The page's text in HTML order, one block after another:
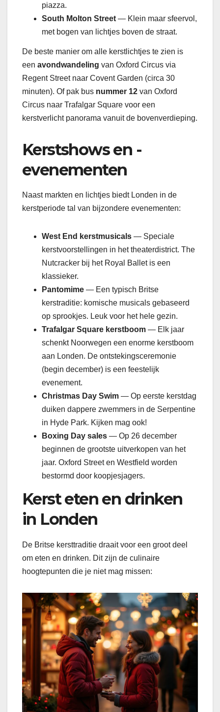
piazza.
South Molton Street — Klein maar sfeervol,
met bogen van lichtjes boven de straat.
De beste manier om alle kerstlichtjes te zien is
een avondwandeling van Oxford Circus via
Regent Street naar Covent Garden (circa 30
minuten). Of pak bus nummer 12 van Oxford
Circus naar Trafalgar Square voor een
kerstverlicht panorama vanuit de bovenverdieping.
Kerstshows en -
evenementen
Naast markten en lichtjes biedt Londen in de
kerstperiode tal van bijzondere evenementen:
West End kerstmusicals — Speciale
kerstvoorstellingen in het theaterdistrict. The
Nutcracker bij het Royal Ballet is een
klassieker.
Pantomime — Een typisch Britse
kerstraditie: komische musicals gebaseerd
op sprookjes. Leuk voor het hele gezin.
Trafalgar Square kerstboom — Elk jaar
schenkt Noorwegen een enorme kerstboom
aan Londen. De ontstekingsceremonie
(begin december) is een feestelijk
evenement.
Christmas Day Swim — Op eerste kerstdag
duiken dappere zwemmers in de Serpentine
in Hyde Park. Kijken mag ook!
Boxing Day sales — Op 26 december
beginnen de grootste uitverkopen van het
jaar. Oxford Street en Westfield worden
bestormd door koopjesjagers.
Kerst eten en drinken
in Londen
De Britse kersttraditie draait voor een groot deel
om eten en drinken. Dit zijn de culinaire
hoogtepunten die je niet mag missen: